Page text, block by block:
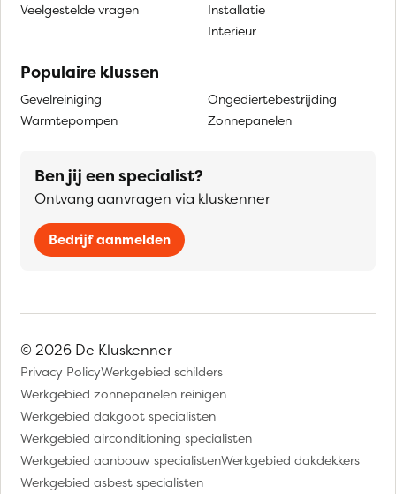
Veelgestelde vragen
Installatie
Interieur
Populaire klussen
Gevelreiniging
Warmtepompen
Ongediertebestrijding
Zonnepanelen
Ben jij een specialist?
Ontvang aanvragen via kluskenner
Bedrijf aanmelden
© 2026 De Kluskenner
Privacy PolicyWerkgebied schilders
Werkgebied zonnepanelen reinigen
Werkgebied dakgoot specialisten
Werkgebied airconditioning specialisten
Werkgebied aanbouw specialistenWerkgebied dakdekkers
Werkgebied asbest specialisten